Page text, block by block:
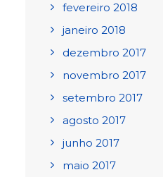
fevereiro 2018
janeiro 2018
dezembro 2017
novembro 2017
setembro 2017
agosto 2017
junho 2017
maio 2017